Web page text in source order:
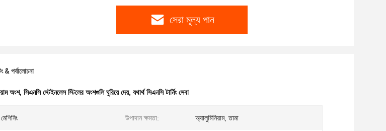
সেরা মূল্য পান
& পর্যালোচনা
অংশ, সিএনসি স্টেইনলেস স্টিলের অংশগুলি ঘুরিয়ে দেয়, যথার্থ সিএনসি টার্নিং সেবা
উপাদান ক্ষমতা: অ্যালুমিনিয়াম, তামা